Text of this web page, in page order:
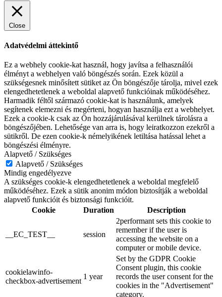
Close
Adatvédelmi áttekintő
Ez a webhely cookie-kat használ, hogy javítsa a felhasználói
élményt a webhelyen való böngészés során. Ezek közül a
szükségesnek minősített sütiket az Ön böngészője tárolja, mivel ezek
elengedhetetlenek a weboldal alapvető funkcióinak működéséhez.
Harmadik féltől származó cookie-kat is használunk, amelyek
segítenek elemezni és megérteni, hogyan használja ezt a webhelyet.
Ezek a cookie-k csak az Ön hozzájárulásával kerülnek tárolásra a
böngészőjében. Lehetősége van arra is, hogy leiratkozzon ezekről a
sütikről. De ezen cookie-k némelyikének letiltása hatással lehet a
böngészési élményre.
Alapvető / Szükséges
Alapvető / Szükséges
Mindig engedélyezve
A szükséges cookie-k elengedhetetlenek a weboldal megfelelő
működéséhez. Ezek a sütik anonim módon biztosítják a weboldal
alapvető funkcióit és biztonsági funkcióit.
Cookie
Duration Description
__EC_TEST__ session
2performant sets this cookie to
remember if the user is
accessing the website on a
computer or mobile device.
cookielawinfo-
checkbox-advertisement
1 year
Set by the GDPR Cookie
Consent plugin, this cookie
records the user consent for the
cookies in the "Advertisement"
category.